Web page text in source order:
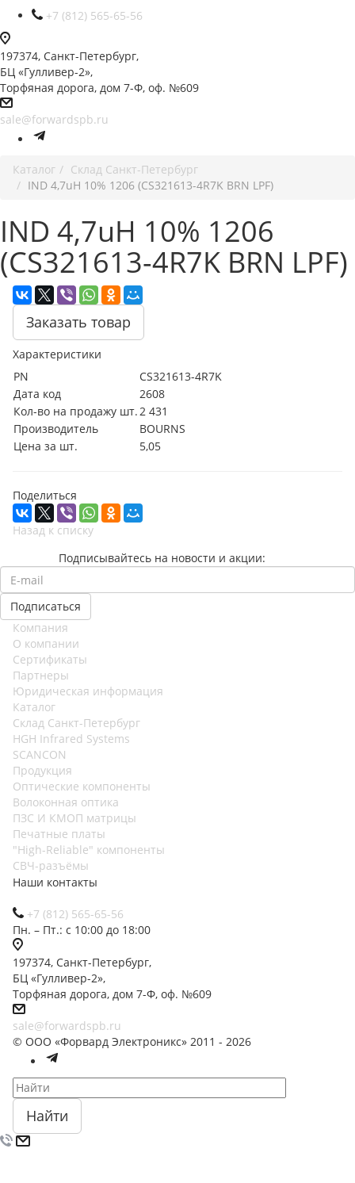
+7 (812) 565-65-56
197374, Санкт-Петербург,
БЦ «Гулливер-2»,
Торфяная дорога, дом 7-Ф, оф. №609
sale@forwardspb.ru
Каталог
Cклад Санкт-Петербург
IND 4,7uH 10% 1206 (CS321613-4R7K BRN LPF)
IND 4,7uH 10% 1206
(CS321613-4R7K BRN LPF)
Заказать товар
Характеристики
PN
CS321613-4R7K
Дата код
2608
Кол-во на продажу шт.2 431
Производитель
BOURNS
Цена за шт.
5,05
Поделиться
Назад к списку
Подписывайтесь на новости и акции:
Компания
О компании
Сертификаты
Партнеры
Юридическая информация
Каталог
Cклад Санкт-Петербург
HGH Infrared Systems
SCANCON
Продукция
Оптические компоненты
Волоконная оптика
ПЗС И КМОП матрицы
Печатные платы
"High-Reliable" компоненты
СВЧ-разъёмы
Наши контакты
+7 (812) 565-65-56
Пн. – Пт.: с 10:00 до 18:00
197374, Санкт-Петербург,
БЦ «Гулливер-2»,
Торфяная дорога, дом 7-Ф, оф. №609
sale@forwardspb.ru
© ООО «Форвард Электроникс» 2011 - 2026
Найти